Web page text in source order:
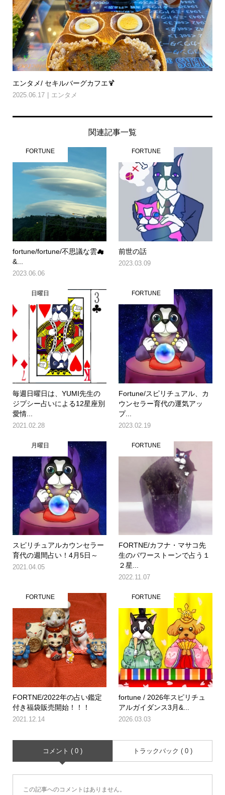
エンタメ/ セキルバーグカフエ🍹
2025.06.17 エンタメ
関連記事一覧
FORTUNE
fortune/fortune/不思議な雲☁
&...
2023.06.06
FORTUNE
前世の話
2023.03.09
日曜日
毎週日曜日は、YUMI先生の
ジプシー占いによる12星座別
愛情...
2021.02.28
FORTUNE
Fortune/スピリチュアル、カ
ウンセラー育代の運気アッ
プ...
2023.02.19
月曜日
スピリチュアルカウンセラー
育代の週間占い！4月5日～
2021.04.05
FORTUNE
FORTNE/カフナ・マサコ先
生のパワーストーンで占う１
２星...
2022.11.07
FORTUNE
FORTNE/2022年の占い鑑定
付き福袋販売開始！！！
2021.12.14
FORTUNE
fortune / 2026年スピリチュ
アルガイダンス3月&...
2026.03.03
コメント ( 0 ) トラックバック ( 0 )
この記事へのコメントはありません。